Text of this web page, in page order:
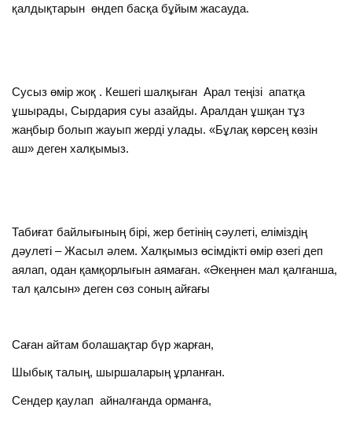
қалдықтарын өндеп басқа бұйым жасауда.
Сусыз өмір жоқ . Кешегі шалқыған Арал теңізі апатқа
ұшырады, Сырдария суы азайды. Аралдан ұшқан тұз
жаңбыр болып жауып жерді улады. «Бұлақ көрсең көзін
аш» деген халқымыз.
Табиғат байлығының бірі, жер бетінің сәулеті, еліміздің
дәулеті – Жасыл әлем. Халқымыз өсімдікті өмір өзегі деп
аялап, одан қамқорлығын аямаған. «Әкеңнен мал қалғанша,
тал қалсын» деген сөз соның айғағы
Саған айтам болашақтар бүр жарған,
Шыбық талың, шыршаларың ұрланған.
Сендер қаулап айналғанда орманға,